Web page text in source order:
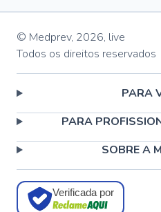
© Medprev, 2026, live
Todos os direitos reservados
PARA
PARA
SOBRE A
Verificada por